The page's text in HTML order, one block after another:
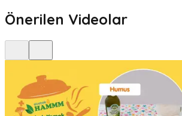
Önerilen Videolar